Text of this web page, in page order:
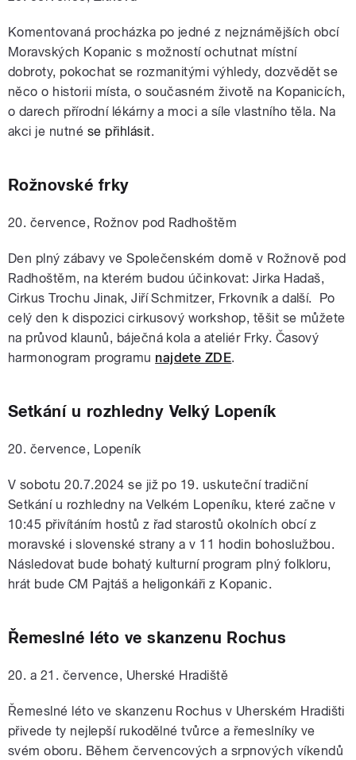
Komentovaná procházka po jedné z nejznámějších obcí
Moravských Kopanic s možností ochutnat místní
dobroty, pokochat se rozmanitými výhledy, dozvědět se
něco o historii místa, o současném životě na Kopanicích,
o darech přírodní lékárny a moci a síle vlastního těla. Na
akci je nutné se přihlásit.
Rožnovské frky
20. července, Rožnov pod Radhoštěm
Den plný zábavy ve Společenském domě v Rožnově pod
Radhoštěm, na kterém budou účinkovat: Jirka Hadaš,
Cirkus Trochu Jinak, Jiří Schmitzer, Frkovník a další. ​Po
celý den k dispozici cirkusový workshop, těšit se můžete
na průvod klaunů, báječná kola a ateliér Frky. Časový
harmonogram programu najdete ZDE.
Setkání u rozhledny Velký Lopeník
20. července, Lopeník
V sobotu 20.7.2024 se již po 19. uskuteční tradiční
Setkání u rozhledny na Velkém Lopeníku, které začne v
10:45 přivítáním hostů z řad starostů okolních obcí z
moravské i slovenské strany a v 11 hodin bohoslužbou.
Následovat bude bohatý kulturní program plný folkloru,
hrát bude CM Pajtáš a heligonkáři z Kopanic.
Řemeslné léto ve skanzenu Rochus
20. a 21. července, Uherské Hradiště
Řemeslné léto ve skanzenu Rochus v Uherském Hradišti
přivede ty nejlepší rukodělné tvůrce a řemeslníky ve
svém oboru. Během červencových a srpnových víkendů